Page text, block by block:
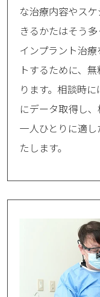
な治療内容やス
きるかたはそう
インプラント治
トするために、
ります。相談時
にデータ取得し
一人ひとりに適
たします。